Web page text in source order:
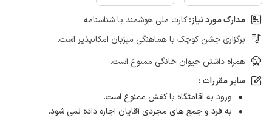
مدارک مورد نیاز:کارت ملی هوشمند یا شناسنامه
برگزاری جشن کوچک با هماهنگی میزبان امکانپذیر است.
همراه داشتن حیوان خانگی ممنوع است.
سایر مقررات :
ورود به اقامتگاه با کفش ممنوع است.
به فرد و جمع های مجردی آقایان اجاره داده نمی شود.